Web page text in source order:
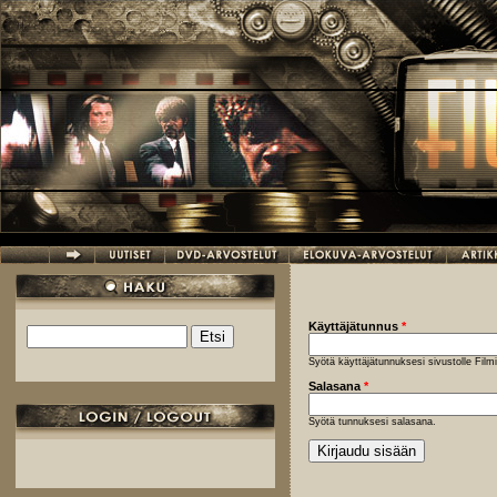
Hyppää pääsisältöön
Hakulomake
Käyttäjätunnus *
Syötä käyttäjätunnuksesi sivustolle
Salasana *
Syötä tunnuksesi salasana.